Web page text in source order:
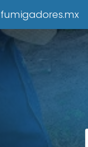
fumigadores.mx